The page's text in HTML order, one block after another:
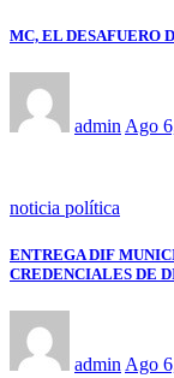
MC, EL DESAFUERO
admin Ago
noticia política
ENTREGA DIF
CREDENCIALES DE
adminAgo